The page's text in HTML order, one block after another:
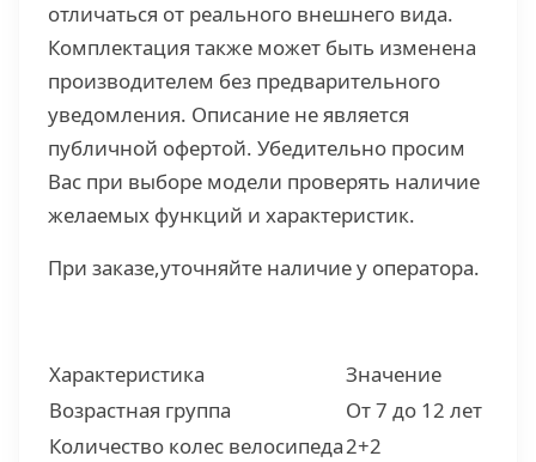
отличаться от реального внешнего вида.
Комплектация также может быть изменена
производителем без предварительного
уведомления. Описание не является
публичной офертой. Убедительно просим
Вас при выборе модели проверять наличие
желаемых функций и характеристик.
При заказе,уточняйте наличие у оператора.
Характеристика
Значение
Возрастная группа
От 7 до 12 лет
Количество колес велосипеда2+2